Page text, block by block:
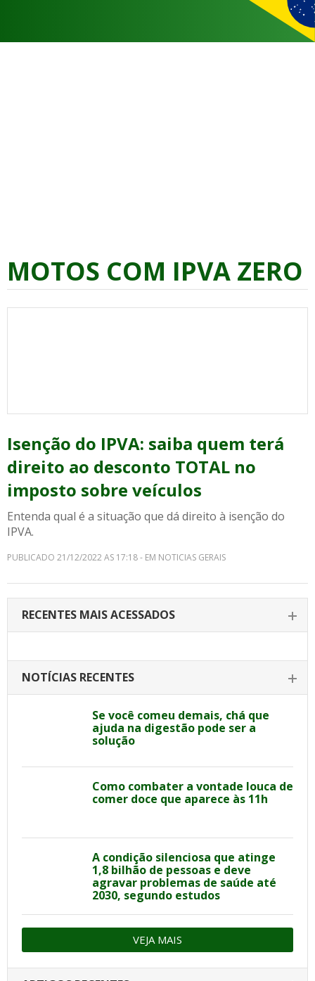
MOTOS COM IPVA ZERO
Isenção do IPVA: saiba quem terá
direito ao desconto TOTAL no
imposto sobre veículos
Entenda qual é a situação que dá direito à isenção do
IPVA.
PUBLICADO 21/12/2022 AS 17:18 - EM NOTICIAS GERAIS
RECENTES MAIS ACESSADOS
NOTÍCIAS RECENTES
Se você comeu demais, chá que
ajuda na digestão pode ser a
solução
Como combater a vontade louca de
comer doce que aparece às 11h
A condição silenciosa que atinge
1,8 bilhão de pessoas e deve
agravar problemas de saúde até
2030, segundo estudos
VEJA MAIS